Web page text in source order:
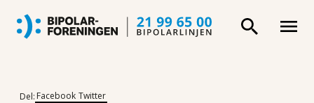
Del: Facebook Twitter